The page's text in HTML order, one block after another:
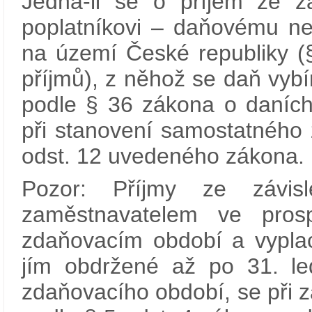
poplatníkovi – daňovému
na území České republiky
příjmů), z něhož se daň
podle § 36 zákona o
při stanovení
odst. 12 uvedeného zákona.
Pozor: Příjmy ze
zaměstnavatelem ve
zdaňovacím období a
jím obdržené až po 31.
zdaňovacího období, se při